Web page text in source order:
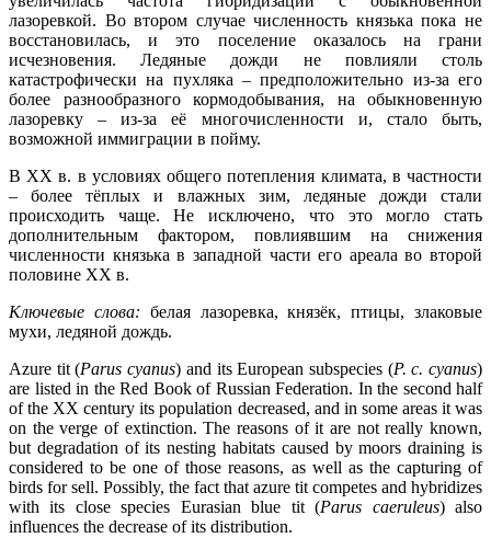
лазоревкой. Во втором случае численность князька пока не
восстановилась, и это поселение оказалось на грани
исчезновения. Ледяные дожди не повлияли столь
катастрофически на пухляка – предположительно из-за его
более разнообразного кормодобывания, на обыкновенную
лазоревку – из-за её многочисленности и, стало быть,
возможной иммиграции в пойму.
В XX в. в условиях общего потепления климата, в частности
– более тёплых и влажных зим, ледяные дожди стали
происходить чаще. Не исключено, что это могло стать
дополнительным фактором, повлиявшим на снижения
численности князька в западной части его ареала во второй
половине XX в.
Ключевые слова: белая лазоревка, князёк, птицы, злаковые
мухи, ледяной дождь.
Azure tit (Parus cyanus) and its European subspecies (P. c. cyanus)
are listed in the Red Book of Russian Federation. In the second half
of the XX century its population decreased, and in some areas it was
on the verge of extinction. The reasons of it are not really known,
but degradation of its nesting habitats caused by moors draining is
considered to be one of those reasons, as well as the capturing of
birds for sell. Possibly, the fact that azure tit competes and hybridizes
with its close species Eurasian blue tit (Parus caeruleus) also
influences the decrease of its distribution.